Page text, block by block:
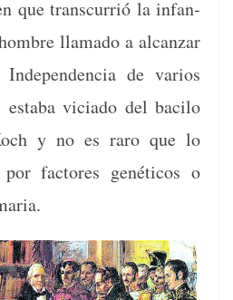
que tran­scur­rió la infan­
lla­ma­do a alcan­zar
de var­ios
esta­ba vici­a­do del baci­lo
y no es raro que lo
por fac­tores genéti­cos o